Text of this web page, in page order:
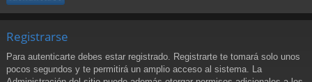
Registrarse
Para autenticarte debes estar registrado. Registrarte te tomará solo unos
pocos segundos y te permitirá un amplio acceso al sistema. La